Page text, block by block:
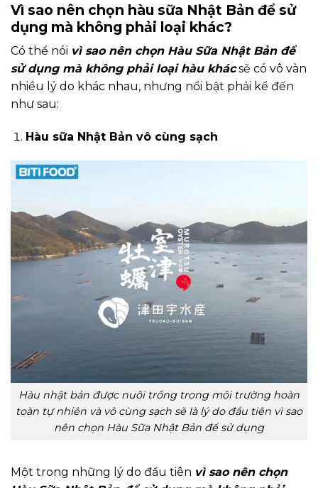
Vì sao nên chọn hàu sữa Nhật Bản để sử
dụng mà không phải loại khác?
Có thể nói vì sao nên chọn Hàu Sữa Nhật Bản để
sử dụng mà không phải loại hàu khácsẽ có vô vàn
nhiều lý do khác nhau, nhưng nổi bật phải kể đến
như sau:
Hàu sữa Nhật Bản vô cùng sạch
Hàu nhật bản được nuôi trồng trong môi trường hoàn
toàn tự nhiên và vô cùng sạch sẽ là lý do đầu tiên vì sao
nên chọn Hàu Sữa Nhật Bản để sử dụng
Một trong những lý do đầu tiên vì sao nên chọn